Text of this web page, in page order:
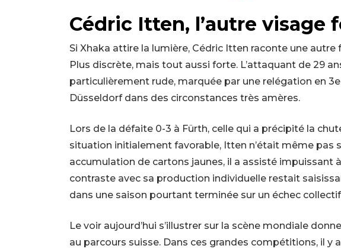
Cédric Itten, l’autre visage
Si Xhaka attire la lumière, Cédric Itten raconte une
Plus discrète, mais tout aussi forte. L’attaquant de 29
particulièrement rude, marquée par une relégation en
Düsseldorf dans des circonstances très amères.
Lors de la défaite 0-3 à Fürth, celle qui a précipité la
situation initialement favorable, Itten n’était même pas
accumulation de cartons jaunes, il a assisté impuissant
contraste avec sa production individuelle restait
dans une saison pourtant terminée sur un échec
Le voir aujourd’hui s’illustrer sur la scène mondiale
au parcours suisse. Dans ces grandes compétitions, il y